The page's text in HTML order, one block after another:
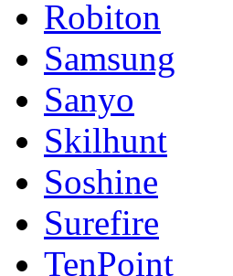
Robiton
Samsung
Sanyo
Skilhunt
Soshine
Surefire
TenPoint